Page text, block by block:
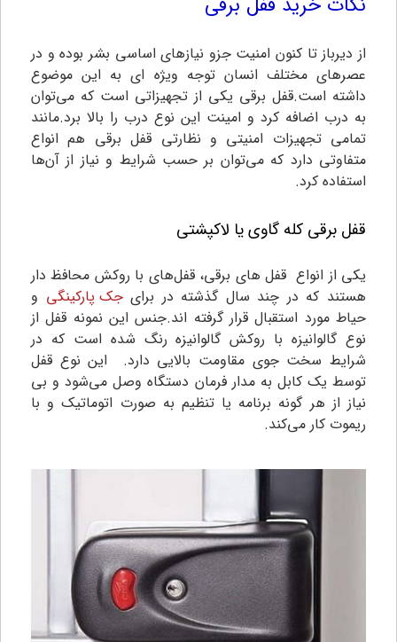
از دیرباز تا کنون امنیت جزو نیازهای اساسی بشر بوده و در
عصرهای مختلف انسان توجه ویژه ای به این موضوع
داشته است.قفل برقی یکی از تجهیزاتی است که می‌توان
به درب اضافه کرد و امینت این نوع درب را بالا برد.مانند
تمامی ‌تجهیزات امنیتی و نظارتی قفل برقی هم انواع
متفاوتی دارد که می‌توان بر حسب شرایط و نیاز از آن‌ها
استفاده کرد.
قفل برقی کله گاوی یا لاکپشتی
یکی از انواع قفل های برقی، قفل‌های با روکش محافظ دار
هستند که در چند سال گذشته در برایجک پارکینگی و
حیاط مورد استقبال قرار گرفته اند.جنس این نمونه قفل از
نوع گالوانیزه با روکش گالوانیزه رنگ شده است که در
شرایط سخت جوی مقاومت بالایی دارد. این نوع قفل
توسط یک کابل به مدار فرمان دستگاه وصل می‌شود و بی
نیاز از هر گونه برنامه یا تنظیم به صورت اتوماتیک و با
ریموت کار می‌کند.